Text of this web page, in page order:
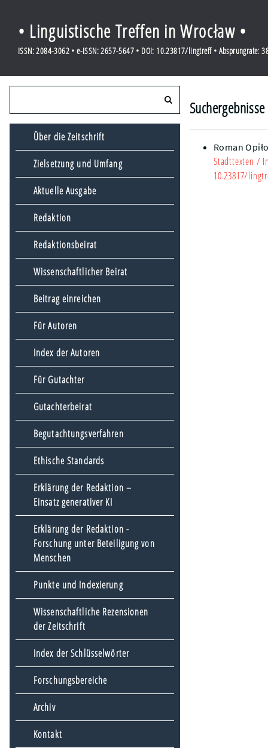
• Linguistische Treffen in Wrocław •
ISSN: 2084-3062 • e-ISSN: 2657-5647 • DOI: 10.23817/lingtreff • Absprungrate:
Über die Zeitschrift
Zielsetzung und Umfang
Aktuelle Ausgabe
Redaktion
Redaktionsbeirat
Wissenschaftlicher Beirat
Beitrag einreichen
Für Autoren
Index der Autoren
Für Gutachter
Gutachterbeirat
Begutachtungsverfahren
Ethische Standards
Erklärung der Redaktion –
Einsatz generativer KI
Erklärung der Redaktion -
Forschung unter Beteiligung von
Menschen
Punkte und Indexierung
Wissenschaftliche Rezensionen
der Zeitschrift
Index der Schlüsselwörter
Forschungsbereiche
Archiv
Kontakt
Roman
Stadttexten /
10.23817/